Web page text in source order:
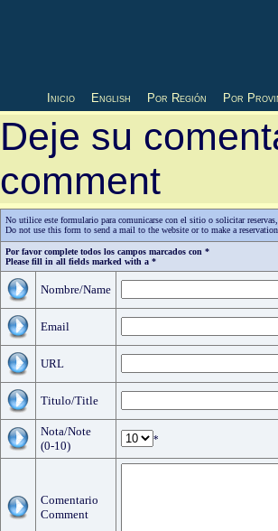
Inicio English Por Región Por
Deje su
comment
No utilice este formulario para comunicarse con el sitio o solicitar
Do not use this form to send a mail to the website or to make a
Por favor complete todos los campos marcados con *
Please fill in all fields marked with a *
Nombre/Name
Email
URL
Titulo/Title
Nota/Note
(0-10)
*
Comentario
Comment